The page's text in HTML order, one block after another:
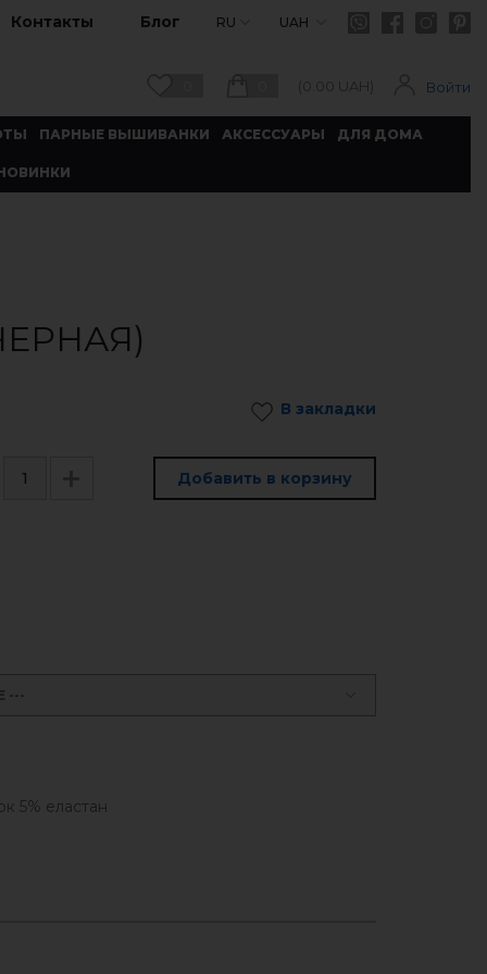
Контакты Блог RU UAH
(0.00 UAH) Войти
ПАРНЫЕ ВЫШИВАНКИ АКСЕССУАРЫ ДЛЯ ДОМА
В закладки
Добавить в корзину
---
5% еластан